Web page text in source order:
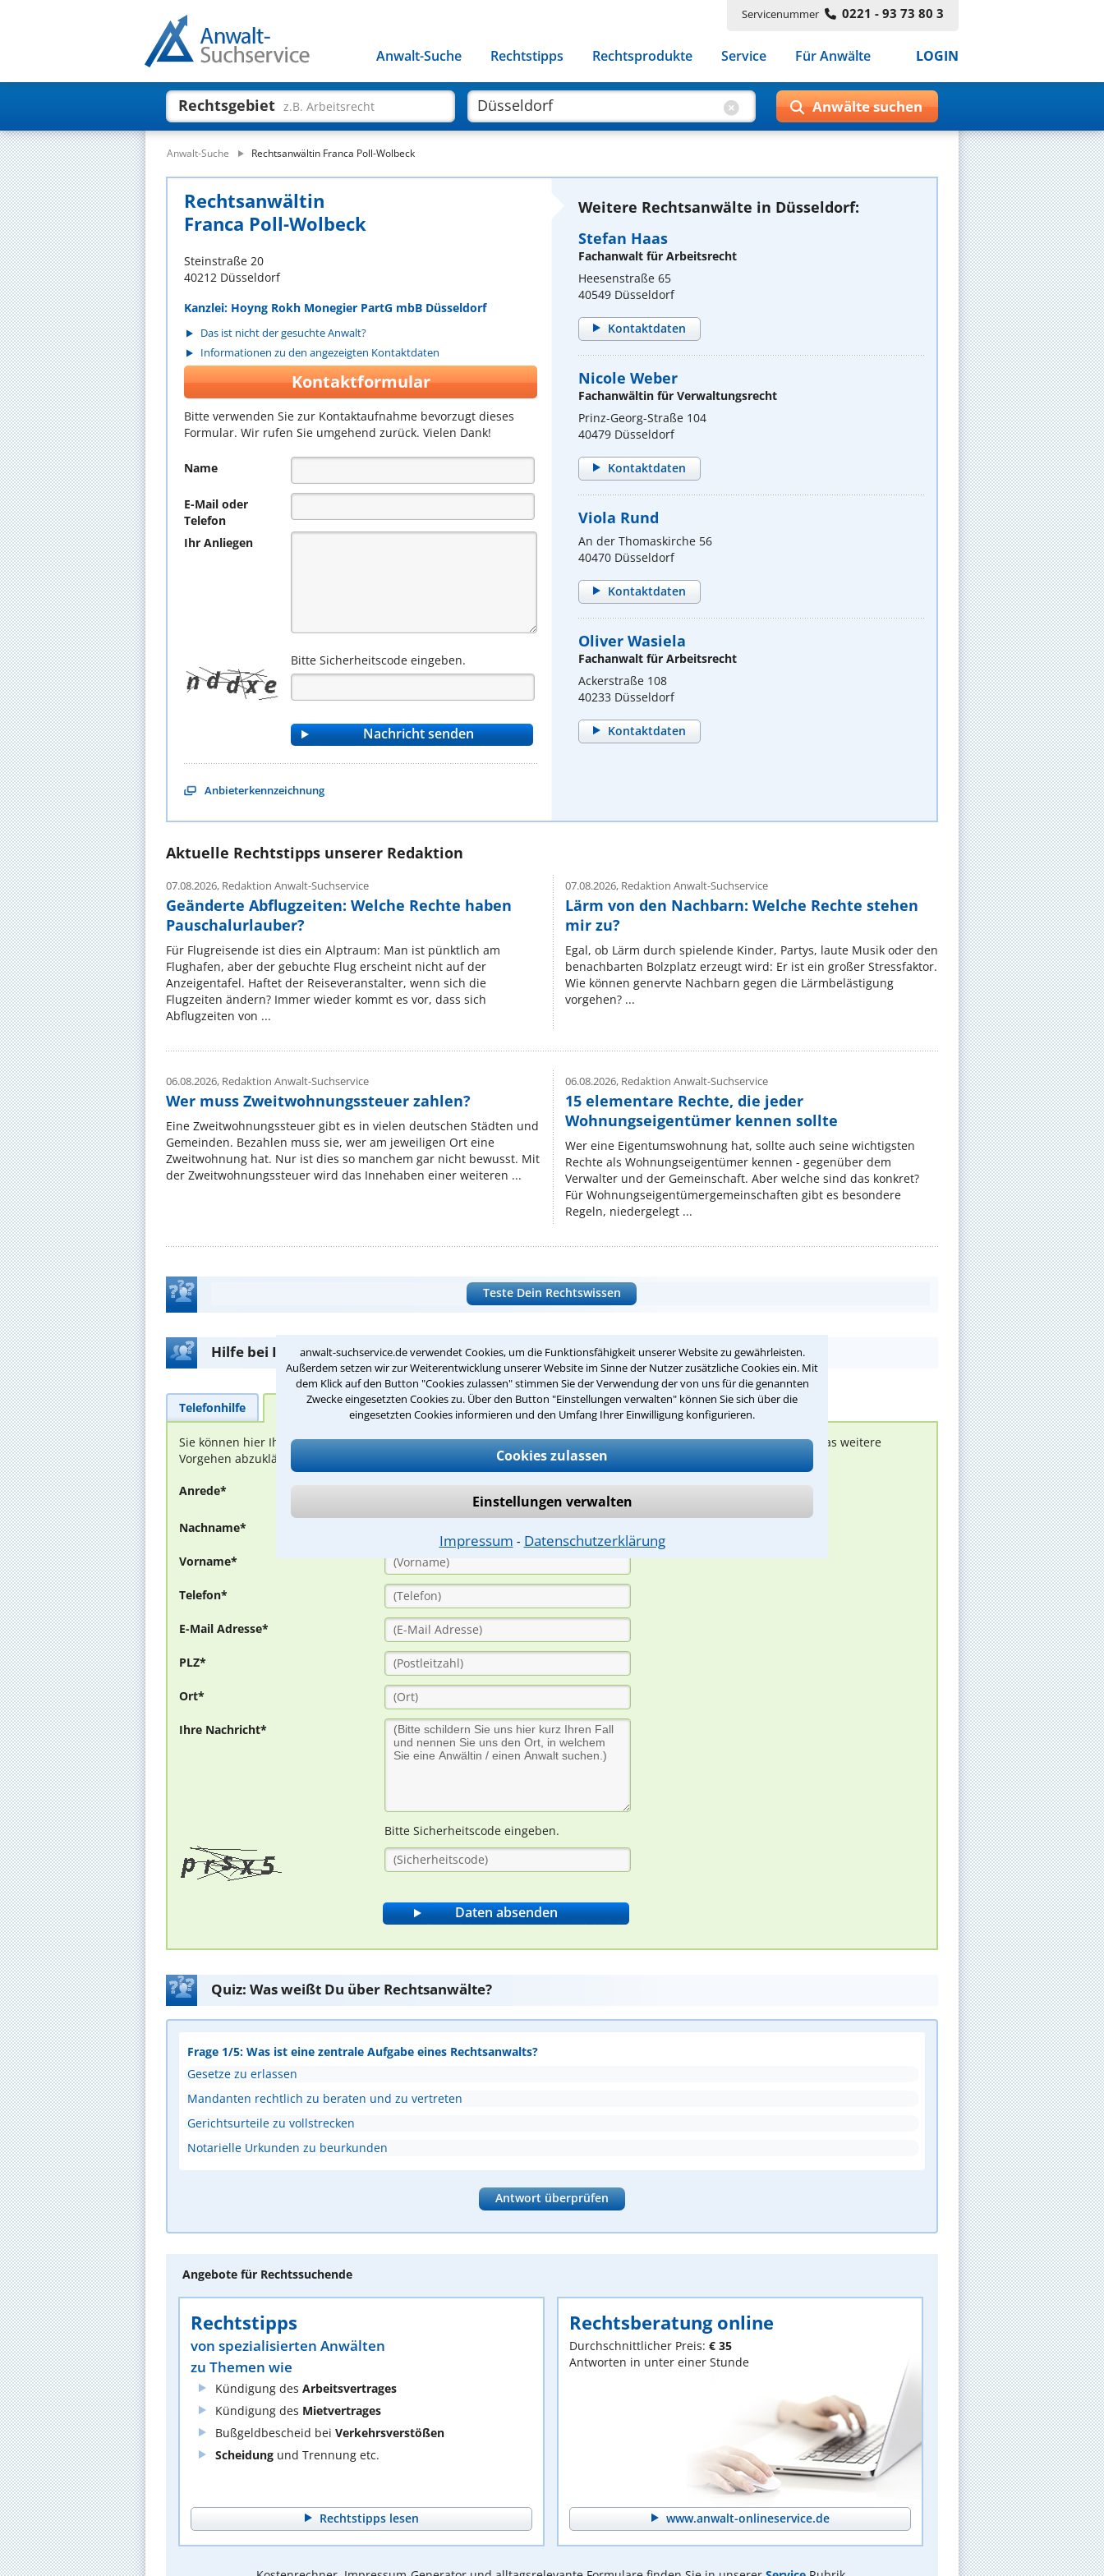
anwalt-suchservice.de verwendet Cookies, um die Funktionsfähigkeit unserer Website zu gewährleisten.
Außerdem setzen wir zur Weiterentwicklung unserer Website im Sinne der Nutzer zusätzliche Cookies ein. Mit
dem Klick auf den Button "Cookies zulassen" stimmen Sie der Verwendung der von uns für die genannten
Zwecke eingesetzten Cookies zu. Über den Button "Einstellungen verwalten" können Sie sich über die
eingesetzten Cookies informieren und den Umfang Ihrer Einwilligung konfigurieren.
Cookies zulassen
Einstellungen verwalten
Impressum ⁃ Datenschutzerklärung
Servicenummer 0221 - 93 73 80 3
Anwalt-Suche Rechtstipps Rechtsprodukte Service Für Anwälte LOGIN
Rechtsgebiet z.B. Arbeitsrecht
Anwalt-Suche Rechtsanwältin Franca Poll-Wolbeck
Rechtsanwältin
Franca Poll-Wolbeck
Steinstraße 20
40212 Düsseldorf
Kanzlei: Hoyng Rokh Monegier PartG mbB Düsseldorf
Das ist nicht der gesuchte Anwalt?
Informationen zu den angezeigten Kontaktdaten
Kontaktformular
Bitte verwenden Sie zur Kontaktaufnahme bevorzugt dieses
Formular. Wir rufen Sie umgehend zurück. Vielen Dank!
Name
E-Mail oder
Telefon
Ihr Anliegen
Bitte Sicherheitscode eingeben.
Anbieterkennzeichnung
Weitere Rechtsanwälte in Düsseldorf:
Stefan Haas
Fachanwalt für Arbeitsrecht
Heesenstraße 65
40549 Düsseldorf
Kontaktdaten
Nicole Weber
Fachanwältin für Verwaltungsrecht
Prinz-Georg-Straße 104
40479 Düsseldorf
Kontaktdaten
Viola Rund
An der Thomaskirche 56
40470 Düsseldorf
Kontaktdaten
Oliver Wasiela
Fachanwalt für Arbeitsrecht
Ackerstraße 108
40233 Düsseldorf
Kontaktdaten
Aktuelle Rechtstipps unserer Redaktion
07.08.2026, Redaktion Anwalt-Suchservice
Geänderte Abflugzeiten: Welche Rechte haben
Pauschalurlauber?
Für Flugreisende ist dies ein Alptraum: Man ist pünktlich am
Flughafen, aber der gebuchte Flug erscheint nicht auf der
Anzeigentafel. Haftet der Reiseveranstalter, wenn sich die
Flugzeiten ändern? Immer wieder kommt es vor, dass sich
Abflugzeiten von ...
07.08.2026,Redaktion Anwalt-Suchservice
Lärm von den Nachbarn: Welche Rechte stehen
mir zu?
Egal, ob Lärm durch spielende Kinder, Partys, laute Musik oder den
benachbarten Bolzplatz erzeugt wird: Er ist ein großer Stressfaktor.
Wie können genervte Nachbarn gegen die Lärmbelästigung
vorgehen? ...
06.08.2026, Redaktion Anwalt-Suchservice
Wer muss Zweitwohnungssteuer zahlen?
Eine Zweitwohnungssteuer gibt es in vielen deutschen Städten und
Gemeinden. Bezahlen muss sie, wer am jeweiligen Ort eine
Zweitwohnung hat. Nur ist dies so manchem gar nicht bewusst. Mit
der Zweitwohnungssteuer wird das Innehaben einer weiteren ...
06.08.2026,Redaktion Anwalt-Suchservice
15 elementare Rechte, die jeder
Wohnungseigentümer kennen sollte
Wer eine Eigentumswohnung hat, sollte auch seine wichtigsten
Rechte als Wohnungseigentümer kennen - gegenüber dem
Verwalter und der Gemeinschaft. Aber welche sind das konkret?
Für Wohnungseigentümergemeinschaften gibt es besondere
Regeln, niedergelegt ...
Teste Dein Rechtswissen
Hilfe bei Ihrer Anwaltsuche?
Telefonhilfe Beratungsanfrage
Sie können hier Ihren Fall schildern. Anschließend werden sich spezialisierte Rechtsanwälte bei Ihnen melden, um das weitere
Vorgehen abzuklären. Die Rückmeldung durch einen Anwalt ist für Sie kostenlos.
Anrede*
Nachname*
Vorname*
Telefon*
E-Mail Adresse*
PLZ*
Ort*
Ihre Nachricht*
Bitte Sicherheitscode eingeben.
Quiz: Was weißt Du über Rechtsanwälte?
Frage 1/5: Was ist eine zentrale Aufgabe eines Rechtsanwalts?
Gesetze zu erlassen
Mandanten rechtlich zu beraten und zu vertreten
Gerichtsurteile zu vollstrecken
Notarielle Urkunden zu beurkunden
Antwort überprüfen
Angebote für Rechtssuchende
Rechtstipps
von spezialisierten Anwälten
zu Themen wie
Kündigung des Arbeitsvertrages
Kündigung des Mietvertrages
Bußgeldbescheid bei Verkehrsverstößen
Scheidung und Trennung etc.
Rechtstipps lesen
Rechtsberatung online
Durchschnittlicher Preis: € 35
Antworten in unter einer Stunde
www.anwalt-onlineservice.de